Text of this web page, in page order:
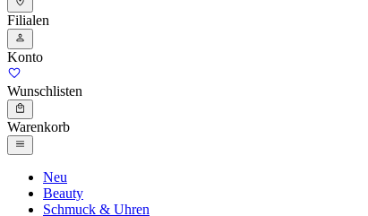
Filialen
Konto
Wunschlisten
Warenkorb
Neu
Beauty
Schmuck & Uhren